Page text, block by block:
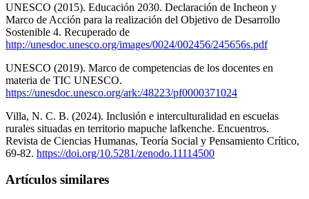
UNESCO (2015). Educación 2030. Declaración de Incheon y
Marco de Acción para la realización del Objetivo de Desarrollo
Sostenible 4. Recuperado de
http://unesdoc.unesco.org/images/0024/002456/245656s.pdf
UNESCO (2019). Marco de competencias de los docentes en
materia de TIC UNESCO.
https://unesdoc.unesco.org/ark:/48223/pf0000371024
Villa, N. C. B. (2024). Inclusión e interculturalidad en escuelas
rurales situadas en territorio mapuche lafkenche. Encuentros.
Revista de Ciencias Humanas, Teoría Social y Pensamiento Crítico,
69-82. https://doi.org/10.5281/zenodo.11114500
Artículos similares